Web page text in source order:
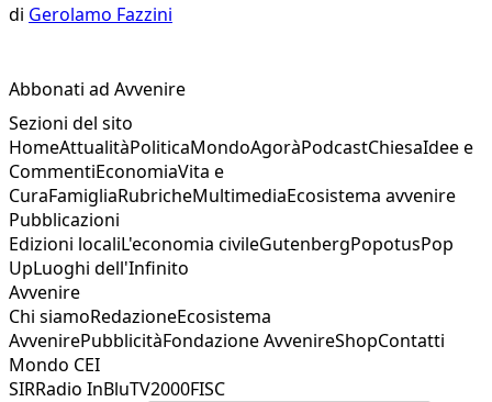
di Gerolamo Fazzini
Abbonati ad Avvenire
Sezioni del sito
HomeAttualitàPoliticaMondoAgoràPodcastChiesaIdee e
CommentiEconomiaVita e
CuraFamigliaRubricheMultimediaEcosistema avvenire
Pubblicazioni
Edizioni localiL'economia civileGutenbergPopotusPop
UpLuoghi dell'Infinito
Avvenire
Chi siamoRedazioneEcosistema
AvvenirePubblicitàFondazione AvvenireShopContatti
Mondo CEI
SIRRadio InBluTV2000FISC